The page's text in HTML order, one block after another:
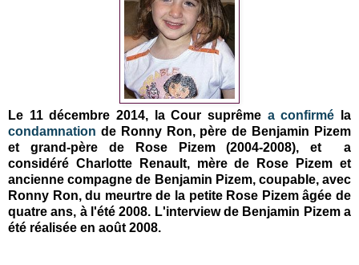
Le 11 décembre 2014, la Cour suprême a confirmé la
condamnation de Ronny Ron, père de Benjamin Pizem
et grand-père de Rose Pizem (2004-2008), et a
considéré Charlotte Renault, mèrede Rose Pizemet
ancienne compagne de Benjamin Pizem, coupable, avec
Ronny Ron, du meurtre de la petite Rose Pizem âgée de
quatre ans, à l'été 2008. L'interview de Benjamin Pizem a
été réalisée en août 2008.